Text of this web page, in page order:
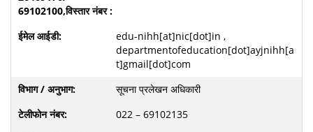
edu-nihh[at]nic[dot]in ,
departmentofeducation[dot]ayjnihh[a
t]gmail[dot]com
सूचना प्रलेखन अधिकारी
022 – 69102135